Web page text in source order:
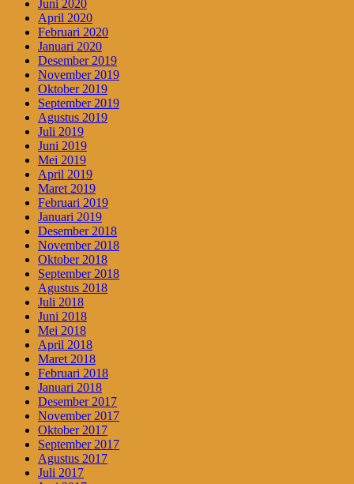
Juni 2020
April 2020
Februari 2020
Januari 2020
Desember 2019
November 2019
Oktober 2019
September 2019
Agustus 2019
Juli 2019
Juni 2019
Mei 2019
April 2019
Maret 2019
Februari 2019
Januari 2019
Desember 2018
November 2018
Oktober 2018
September 2018
Agustus 2018
Juli 2018
Juni 2018
Mei 2018
April 2018
Maret 2018
Februari 2018
Januari 2018
Desember 2017
November 2017
Oktober 2017
September 2017
Agustus 2017
Juli 2017